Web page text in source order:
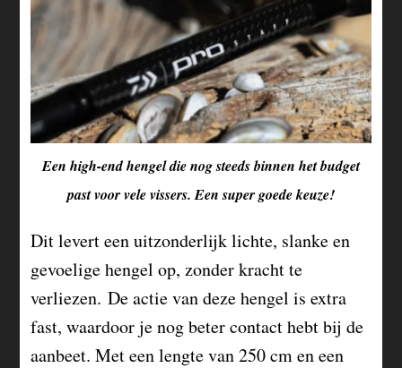
Een high-end hengel die nog steeds binnen het budget
past voor vele vissers. Een super goede keuze!
Dit levert een uitzonderlijk lichte, slanke en
gevoelige hengel op, zonder kracht te
verliezen. De actie van deze hengel is extra
fast, waardoor je nog beter contact hebt bij de
aanbeet. Met een lengte van 250 cm en een